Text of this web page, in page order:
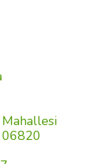
Mahallesi
06820